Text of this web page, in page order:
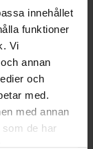
innehållet
funktioner
Vi
annan
och
med.
med annan
de har